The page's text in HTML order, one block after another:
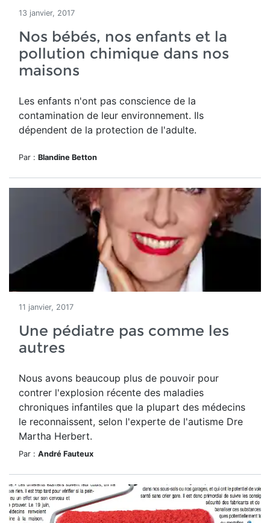
13 janvier, 2017
Nos bébés, nos enfants et la
pollution chimique dans nos
maisons
Les enfants n'ont pas conscience de la
contamination de leur environnement. Ils
dépendent de la protection de l'adulte.
Par : Blandine Betton
11 janvier, 2017
Une pédiatre pas comme les
autres
Nous avons beaucoup plus de pouvoir pour
contrer l'explosion récente des maladies
chroniques infantiles que la plupart des médecins
le reconnaissent, selon l'experte de l'autisme Dre
Martha Herbert.
Par : André Fauteux